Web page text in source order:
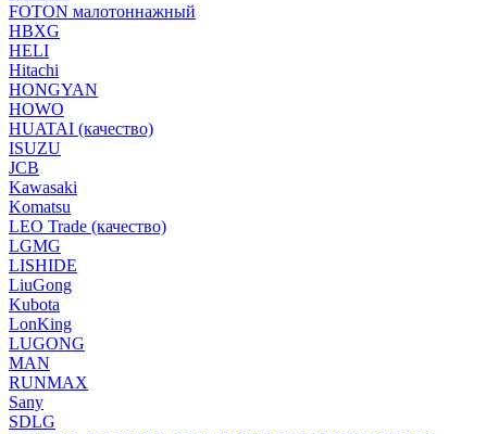
FOTON малотоннажный
HBXG
HELI
Hitachi
HONGYAN
HOWO
HUATAI (качество)
ISUZU
JCB
Kawasaki
Komatsu
LEO Trade (качество)
LGMG
LISHIDE
LiuGong
Kubota
LonKing
LUGONG
MAN
RUNMAX
Sany
SDLG